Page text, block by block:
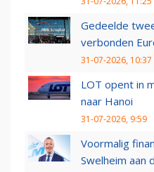
Gedeelde
verbonden
31-07-2026, 10:37
LOT opent in
naar Hanoi
31-07-2026, 9:59
Voormalig
Swelheim aan